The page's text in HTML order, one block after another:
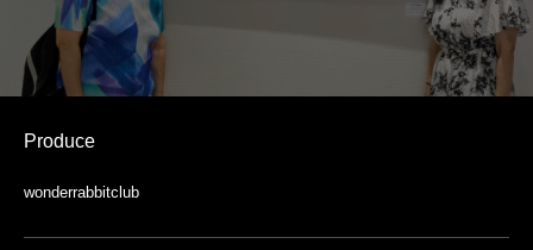
Produce
wonderrabbitclub